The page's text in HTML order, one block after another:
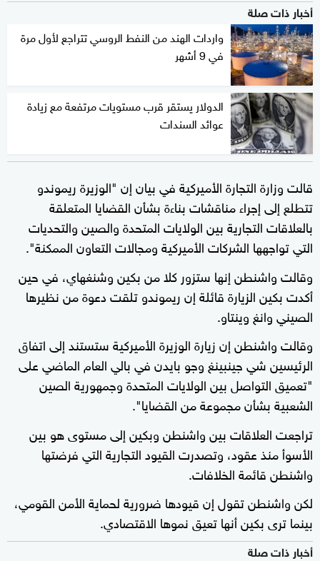
أخبار ذات صلة
واردات الهند من النفط الروسي تتراجع لأول مرة
في 9 أشهر
الدولار يستقر قرب مستويات مرتفعة مع زيادة
عوائد السندات
قالت وزارة التجارة الأميركية في بيان إن "الوزيرة ريموندو
تتطلع إلى إجراء مناقشات بناءة بشأن القضايا المتعلقة
بالعلاقات التجارية بين الولايات المتحدة والصين والتحديات
التي تواجهها الشركات الأميركية ومجالات التعاون الممكنة".
وقالت واشنطن إنها ستزور كلا من بكين وشنغهاي، في حين
أكدت بكين الزيارة قائلة إن ريموندو تلقت دعوة من نظيرها
الصيني وانغ وينتاو.
وقالت واشنطن إن زيارة الوزيرة الأميركية ستستند إلى اتفاق
الرئيسين شي جينبينغ وجو بايدن في بالي العام الماضي على
"تعميق التواصل بين الولايات المتحدة وجمهورية الصين
الشعبية بشأن مجموعة من القضايا".
تراجعت العلاقات بين واشنطن وبكين إلى مستوى هو بين
الأسوأ منذ عقود، وتصدرت القيود التجارية التي فرضتها
واشنطن قائمة الخلافات.
لكن واشنطن تقول إن قيودها ضرورية لحماية الأمن القومي،
بينما ترى بكين أنها تعيق نموها الاقتصادي.
أخبار ذات صلة